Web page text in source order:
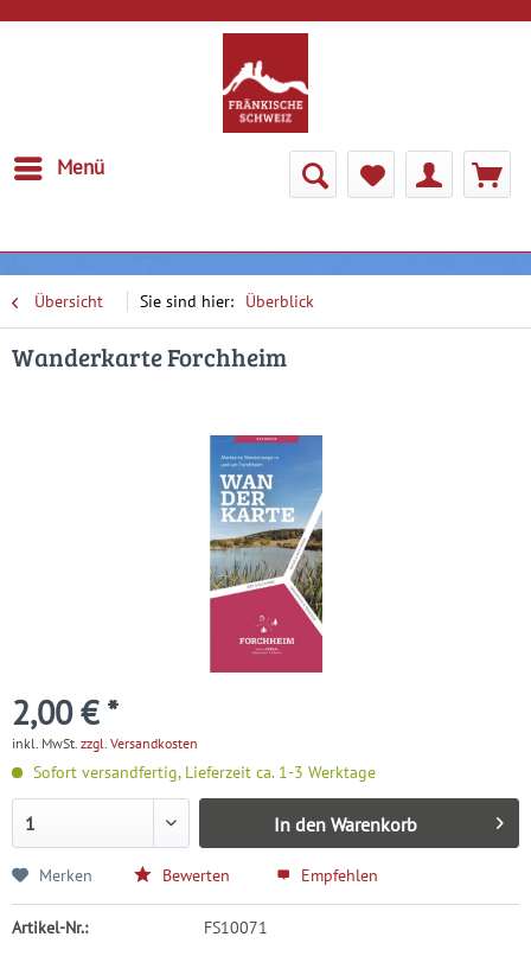
Menü
Übersicht Überblick
Wanderkarte Forchheim
2,00 € *
inkl. MwSt. zzgl. Versandkosten
Sofort versandfertig, Lieferzeit ca. 1-3 Werktage
In den Warenkorb
Merken Bewerten Empfehlen
Artikel-Nr.: FS10071